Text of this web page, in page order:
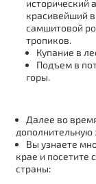
исторический
красивейший
самшитовой
тропиков.
Купание в
Подъем в
горы.
Далее во
Вы узнаете
крае и посетите
страны: